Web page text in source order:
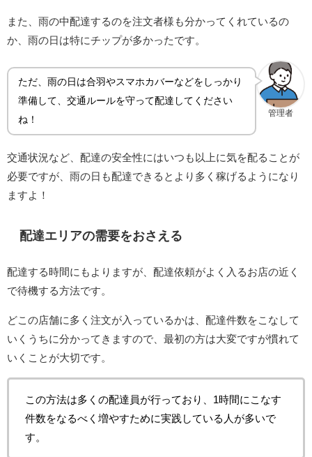
また、雨の中配達するのを注文者様も分かってくれているの
か、雨の日は特にチップが多かったです。
管理者
ただ、雨の日は合羽やスマホカバーなどをしっかり
準備して、交通ルールを守って配達してください
ね！
交通状況など、配達の安全性にはいつも以上に気を配ることが
必要ですが、雨の日も配達できるとより多く稼げるようになり
ますよ！
配達エリアの需要をおさえる
配達する時間にもよりますが、配達依頼がよく入るお店の近く
で待機する方法です。
どこの店舗に多く注文が入っているかは、配達件数をこなして
いくうちに分かってきますので、最初の方は大変ですが慣れて
いくことが大切です。
この方法は多くの配達員が行っており、1時間にこなす
件数をなるべく増やすために実践している人が多いで
す。